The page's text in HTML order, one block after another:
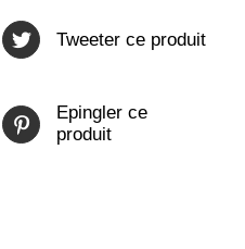
Tweeter ce produit
Epingler ce
produit